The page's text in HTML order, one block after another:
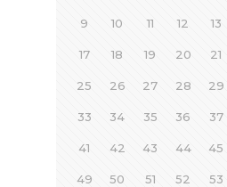
9 10 11 12 13
17 18 19 20 21
25 26 27 28 29
33 34 35 36 37
41 42 43 44 45
49 50 51 52 53